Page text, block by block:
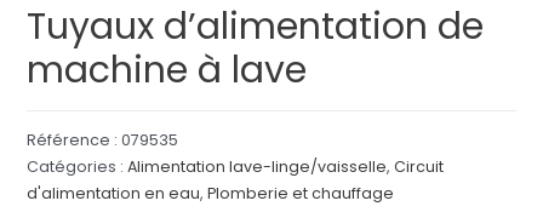
Tuyaux d’alimentation de
machine à lave
Référence : 079535
Catégories : Alimentation lave-linge/vaisselle, Circuit
d'alimentation en eau, Plomberie et chauffage